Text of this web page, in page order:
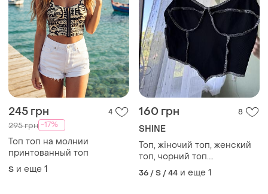
245 грн 4
295 грн -17%
Топ топ на молнии
принтованный топ
S и еще 1
160 грн 8
SHINE
Топ, жіночий топ, женский
топ, чорний топ.
спортивний топ, чёрный
топ
36 / S / 44 и еще 1